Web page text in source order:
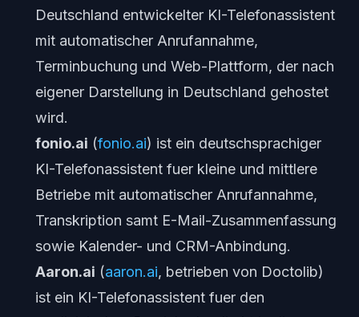
Deutschland entwickelter KI-Telefonassistent
mit automatischer Anrufannahme,
Terminbuchung und Web-Plattform, der nach
eigener Darstellung in Deutschland gehostet
wird.
fonio.ai (fonio.ai) ist ein deutschsprachiger
KI-Telefonassistent fuer kleine und mittlere
Betriebe mit automatischer Anrufannahme,
Transkription samt E-Mail-Zusammenfassung
sowie Kalender- und CRM-Anbindung.
Aaron.ai (aaron.ai, betrieben von Doctolib)
ist ein KI-Telefonassistent fuer den